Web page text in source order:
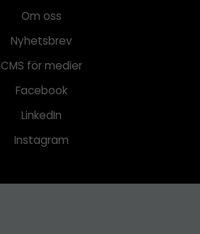
Om oss
Nyhetsbrev
CMS för medier
Facebook
LinkedIn
Instagram